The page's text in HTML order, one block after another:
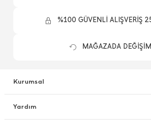
%100 GÜVENLİ ALIŞVERİŞ
MAĞAZADA DEĞİŞİM
Kurumsal
Yardım